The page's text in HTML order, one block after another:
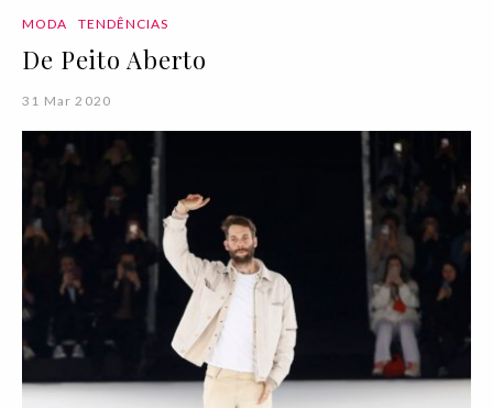
MODA TENDÊNCIAS
De Peito Aberto
31 Mar 2020